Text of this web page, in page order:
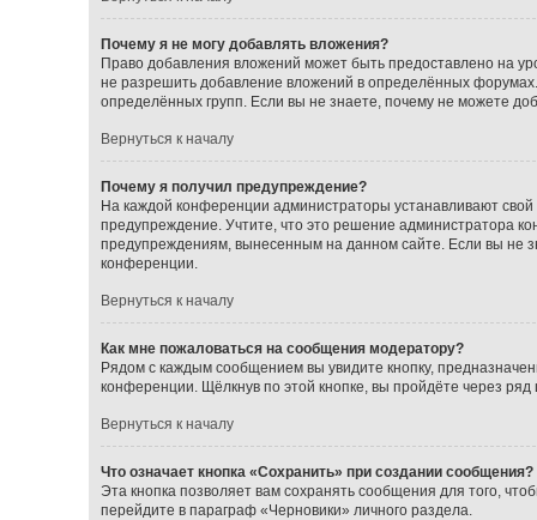
Почему я не могу добавлять вложения?
Право добавления вложений может быть предоставлено на
не разрешить добавление вложений в определённых
определённых групп. Если вы не знаете, почему не можете
Вернуться к началу
Почему я получил предупреждение?
На каждой конференции администраторы устанавливают
предупреждение. Учтите, что это решение администратора
предупреждениям, вынесенным на данном сайте. Если вы не
конференции.
Вернуться к началу
Как мне пожаловаться на сообщения модератору?
Рядом с каждым сообщением вы увидите кнопку,
конференции. Щёлкнув по этой кнопке, вы пройдёте через
Вернуться к началу
Что означает кнопка «Сохранить» при создании сообщения?
Эта кнопка позволяет вам сохранять сообщения для того,
перейдите в параграф «Черновики» личного раздела.